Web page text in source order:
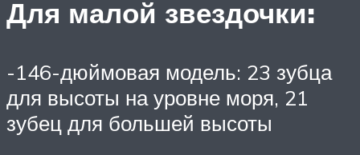
Для малой звездочки:
-146-дюймовая модель: 23 зубца
для высоты на уровне моря, 21
зубец для большей высоты